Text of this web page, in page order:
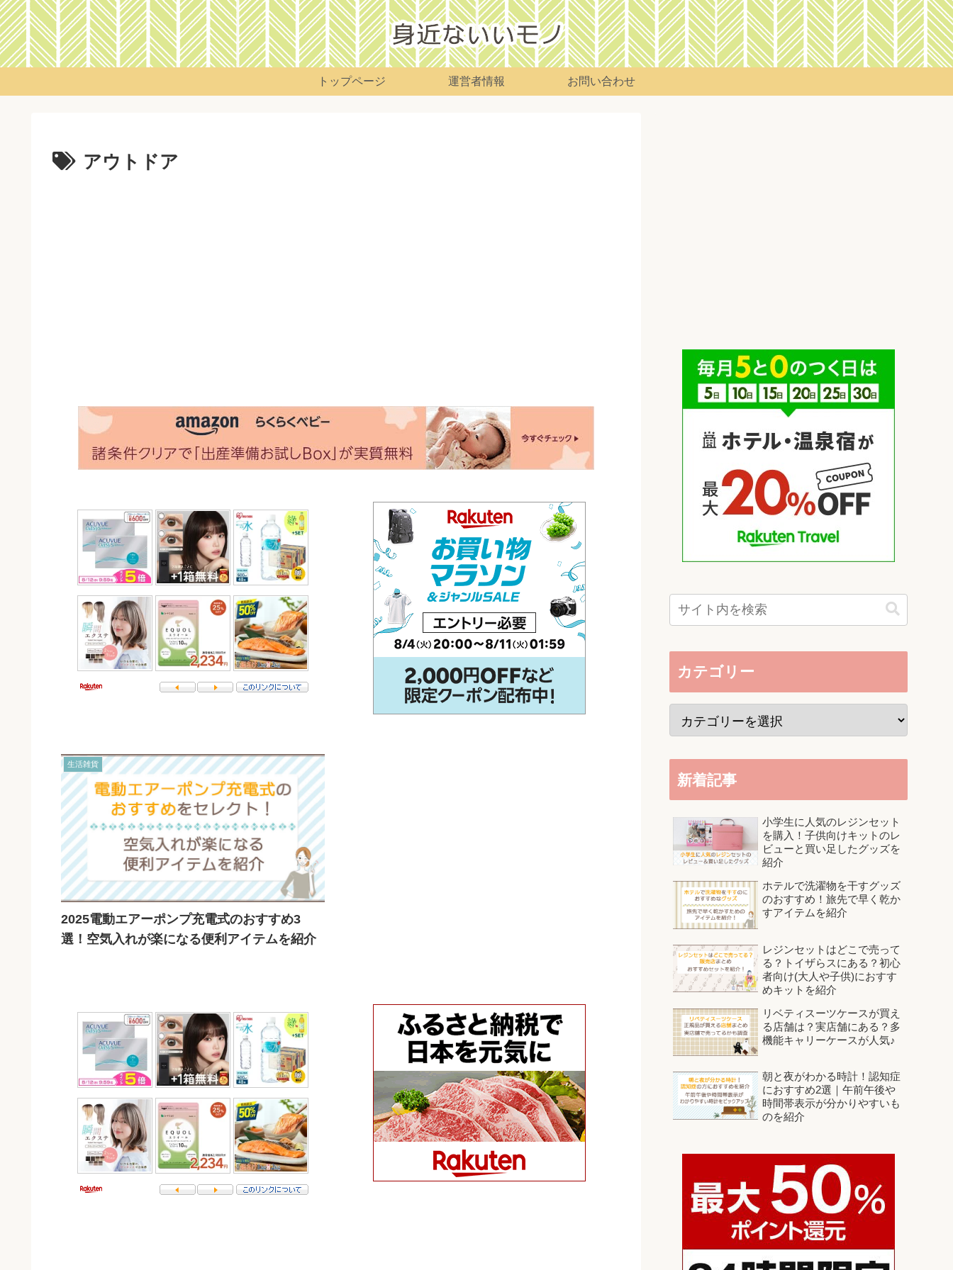
トップページ 運営者情報 お問い合わせ
アウトドア
生活雑貨
2025電動エアーポンプ充電式のおすすめ3
選！空気入れが楽になる便利アイテムを紹介
カテゴリー
新着記事
小学生に人気のレジンセット
を購入！子供向けキットのレ
ビューと買い足したグッズを
紹介
ホテルで洗濯物を干すグッズ
のおすすめ！旅先で早く乾か
すアイテムを紹介
レジンセットはどこで売って
る？トイザらスにある？初心
者向け(大人や子供)におすす
めキットを紹介
リベティスーツケースが買え
る店舗は？実店舗にある？多
機能キャリーケースが人気♪
朝と夜がわかる時計！認知症
におすすめ2選｜午前午後や
時間帯表示が分かりやすいも
のを紹介